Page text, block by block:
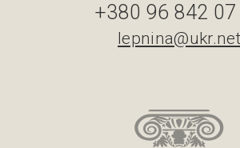
+380 96 842 07
lepnina@ukr.net